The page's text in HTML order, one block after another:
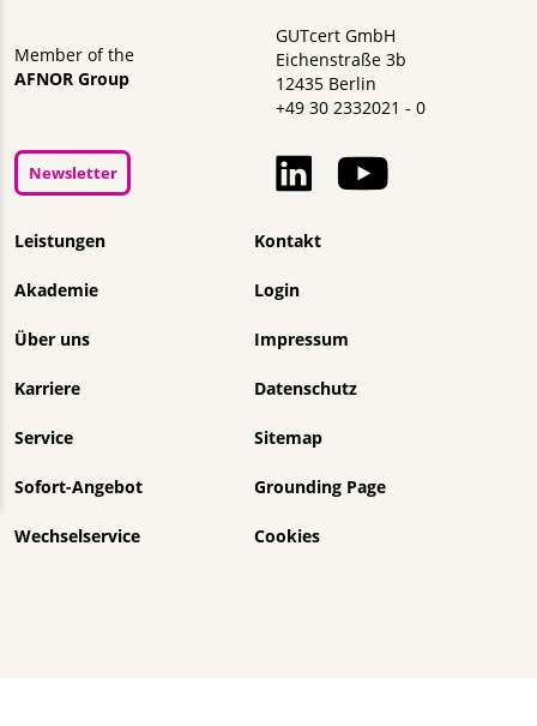
Member of the
AFNOR Group
GUTcert GmbH
Eichenstraße 3b
12435 Berlin
+49 30 2332021 - 0
Navigation überspringen
Leistungen
Akademie
Über uns
Karriere
Service
Sofort-Angebot
Wechselservice
Kontakt
Login
Impressum
Datenschutz
Sitemap
Grounding Page
Cookies
Newsletter